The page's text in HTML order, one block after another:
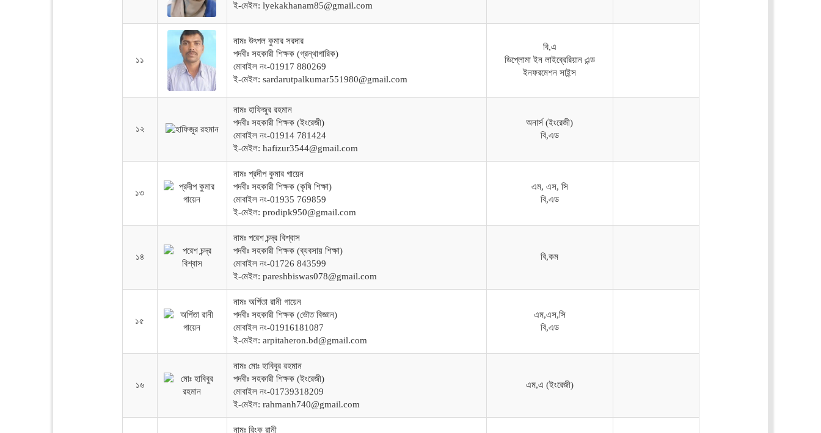
ই-মেইল: lyekakhanam85@gmail.com
১১
নামঃ উৎপল কুমার সরদার
পদবীঃ সহকারী শিক্ষক (গ্রন্থাগারিক)
মোবাইল নং-01917 880269
ই-মেইল: sardarutpalkumar551980@gmail.com
বি,এ
ডিপ্লোমা ইন লাইব্রেরিয়ান এন্ড
ইনফরমেশন সাইন্স
১২
নামঃ হাফিজুর রহমান
পদবীঃ সহকারী শিক্ষক (ইংরেজী)
মোবাইল নং-01914 781424
ই-মেইল: hafizur3544@gmail.com
অনার্স (ইংরেজী)
বি,এড
১৩
নামঃ প্রদীপ কুমার গায়েন
পদবীঃ সহকারী শিক্ষক (কৃষি শিক্ষা)
মোবাইল নং-01935 769859
ই-মেইল: prodipk950@gmail.com
এম, এস, সি
বি,এড
১৪
নামঃ পরেশ চন্দ্র বিশ্বাস
পদবীঃ সহকারী শিক্ষক (ব্যবসায় শিক্ষা)
মোবাইল নং-01726 843599
ই-মেইল: pareshbiswas078@gmail.com
বি,কম
১৫
নামঃ অর্পিতা রানী গায়েন
পদবীঃ সহকারী শিক্ষক (ভৌত বিজ্ঞান)
মোবাইল নং-01916181087
ই-মেইল: arpitaheron.bd@gmail.com
এম,এস,সি
বি,এড
১৬
নামঃ মোঃ হাবিবুর রহমান
পদবীঃ সহকারী শিক্ষক (ইংরেজী)
মোবাইল নং-01739318209
ই-মেইল: rahmanh740@gmail.com
এম,এ (ইংরেজী)
নামঃ রিংকু রানী